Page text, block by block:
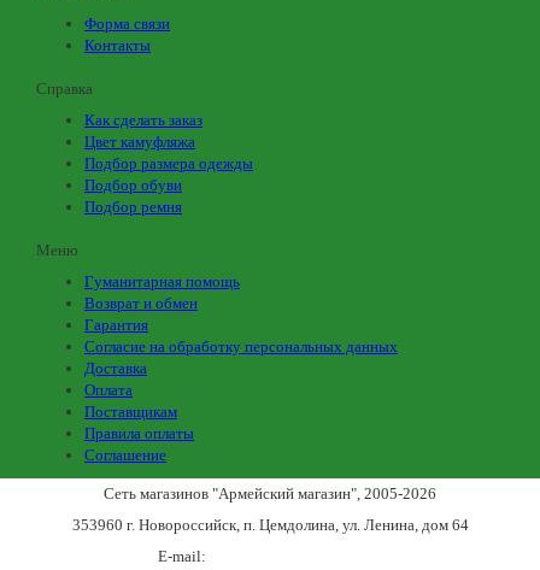
Форма связи
Контакты
Справка
Как сделать заказ
Цвет камуфляжа
Подбор размера одежды
Подбор обуви
Подбор ремня
Меню
Гуманитарная помощь
Возврат и обмен
Гарантия
Согласие на обработку персональных данных
Доставка
Оплата
Поставщикам
Правила оплаты
Соглашение
Сеть магазинов "Армейский магазин" , 2005-2026
353960 г. Новороссийск, п. Цемдолина, ул. Ленина, дом 64
E-mail: